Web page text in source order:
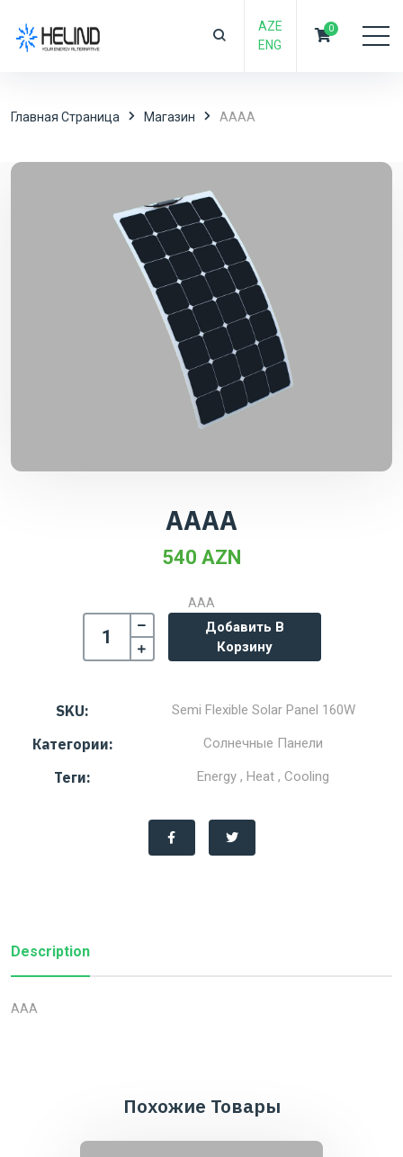
AZE
ENG
0
Главная Страница Магазин AAAA
AAAA
540 AZN
AAA
Добавить В
Корзину
SKU: Semi Flexible Solar Panel 160W
Категории: Солнечные Панели
Теги: Energy , Heat , Cooling
Description
AAA
Похожие Товары